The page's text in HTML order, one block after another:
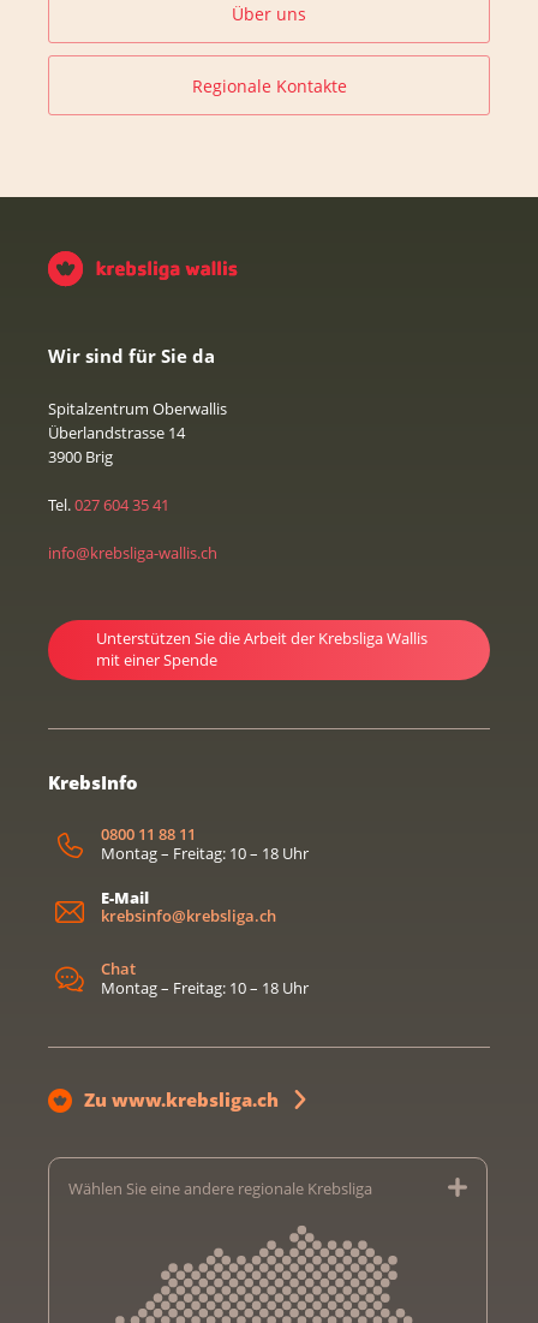
Über uns
Regionale Kontakte
Wir sind für Sie da
Spitalzentrum Oberwallis
Überlandstrasse 14
3900 Brig
Tel.027 604 35 41
info@krebsliga-wallis.ch
Unterstützen Sie die Arbeit der Krebsliga Wallis
mit einer Spende
KrebsInfo
0800 11 88 11
Montag – Freitag: 10 – 18 Uhr
E-Mail
krebsinfo@krebsliga.ch
Chat
Montag – Freitag: 10 – 18 Uhr
Zu www.krebsliga.ch
Wählen Sie eine andere regionale Krebsliga